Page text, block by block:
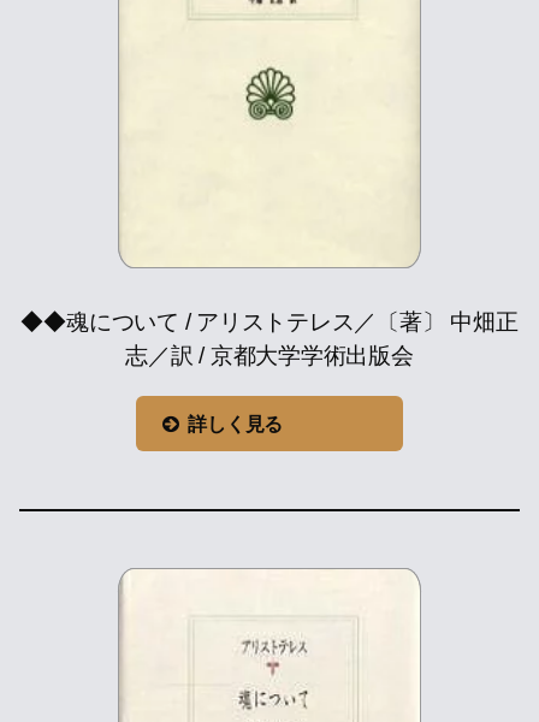
◆◆魂について / アリストテレス／〔著〕 中畑正
志／訳 / 京都大学学術出版会
詳しく見る